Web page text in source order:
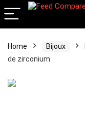
Home Bijoux
de zirconium